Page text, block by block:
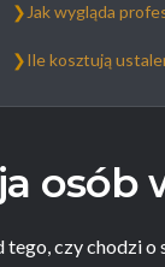
❯ Jak wygląda
❯Ile kosztują
osób
czy chodzi